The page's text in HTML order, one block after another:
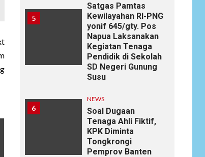
5
Satgas Pamtas
Kewilayahan RI-PNG
yonif 645/gty. Pos
Napua Laksanakan
Kegiatan Tenaga
Pendidik di Sekolah
SD Negeri Gunung
Susu
6
NEWS
Soal Dugaan
Tenaga Ahli Fiktif,
KPK Diminta
Tongkrongi
Pemprov Banten